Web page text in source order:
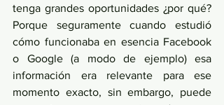
tenga grandes oportunidades ¿por qué?
Porque seguramente cuando estudió
cómo funcionaba en esencia Facebook
o Google (a modo de ejemplo) esa
información era relevante para ese
momento exacto, sin embargo, puede